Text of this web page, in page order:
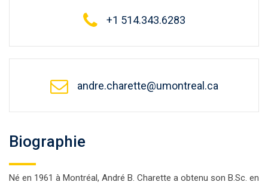
+1 514.343.6283
andre.charette@umontreal.ca
Biographie
Né en 1961 à Montréal, André B. Charette a obtenu son B.Sc. en